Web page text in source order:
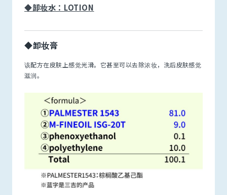
◆卸妆水：LOTION
◆卸妆膏
该配方在皮肤上感觉光滑。它甚至可以去除浓妆，洗后皮肤感觉
滋润。